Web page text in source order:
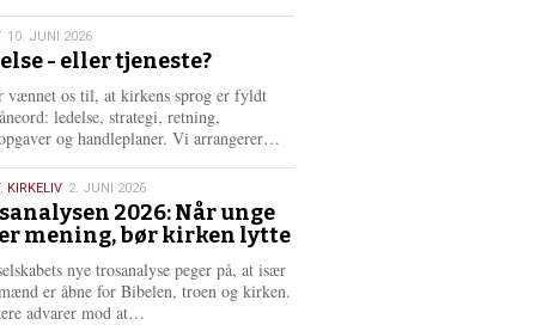
s
e
r
e
10. JUNI 2026
- eller tjeneste?
vænnet os til, at kirkens sprog er fyldt
ledelse, strategi, retning,
og handleplaner. Vi arrangerer…
r
e
, KIRKELIV 2. JUNI 2026
2026: Når unge
mening, bør kirken lytte
nye trosanalyse peger på, at især
er åbne for Bibelen, troen og kirken.
advarer mod at…